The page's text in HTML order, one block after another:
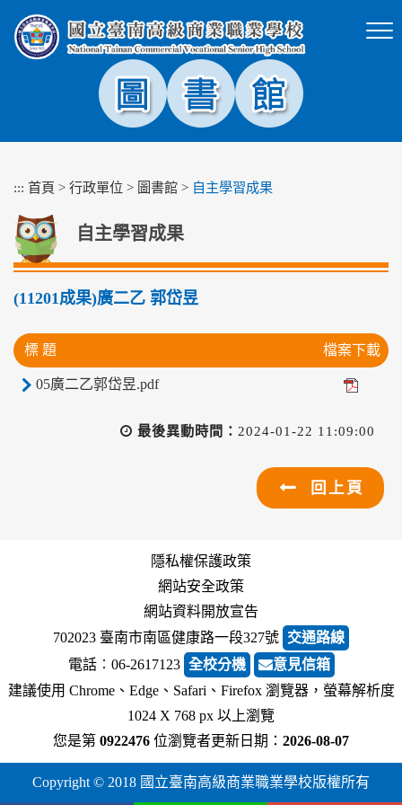
塊
::: 首頁 > 行政單位 > 圖書館 > 自主學習成果
自主學習成果
(11201成果)廣二乙 郭岱昱
標 題 檔案下載
05廣二乙郭岱昱.pdf
最後異動時間： 2024-01-22 11:09:00
回上頁
隱私權保護政策
網站安全政策
網站資料開放宣告
702023 臺南市南區健康路一段327號 交通路線
電話︰06-2617123 全校分機
意見信箱
建議使用 Chrome、Edge、Safari、Firefox 瀏覽器，螢幕解析度
1024 X 768 px 以上瀏覽
您是第 0922476 位瀏覽者更新日期： 2026-08-07
Copyright © 2018 國立臺南高級商業職業學校版權所有